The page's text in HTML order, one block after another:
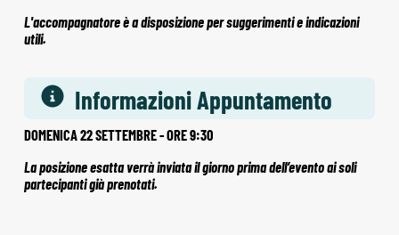
L'accompagnatore è a disposizione per suggerimenti e indicazioni
utili.
Informazioni Appuntamento
DOMENICA 22 SETTEMBRE - ORE 9:30
La posizione esatta verrà inviata il giorno prima dell’evento ai soli
partecipanti già prenotati.